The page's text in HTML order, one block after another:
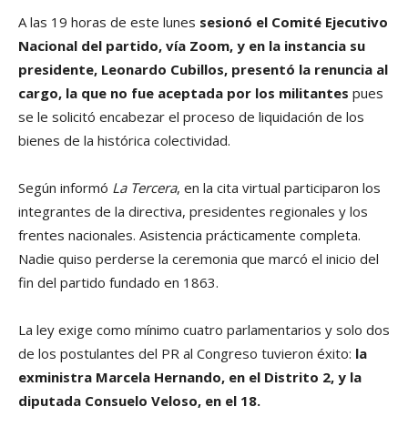
A las 19 horas de este lunes sesionó el Comité Ejecutivo
Nacional del partido, vía Zoom, y en la instancia su
presidente, Leonardo Cubillos, presentó la renuncia al
cargo, la que no fue aceptada por los militantes pues
se le solicitó encabezar el proceso de liquidación de los
bienes de la histórica colectividad.
Según informó La Tercera, en la cita virtual participaron los
integrantes de la directiva, presidentes regionales y los
frentes nacionales. Asistencia prácticamente completa.
Nadie quiso perderse la ceremonia que marcó el inicio del
fin del partido fundado en 1863.
La ley exige como mínimo cuatro parlamentarios y solo dos
de los postulantes del PR al Congreso tuvieron éxito: la
exministra Marcela Hernando, en el Distrito 2, y la
diputada Consuelo Veloso, en el 18.